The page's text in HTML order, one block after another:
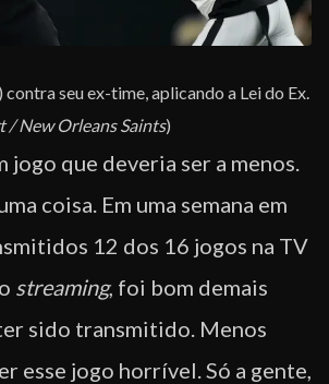
seu ex-time, aplicando a Lei do Ex.
/ New Orleans Saints)
jogo que deveria ser a menos.
coisa. Em uma semana em
12 dos 16 jogos na TV
streaming, foi bom demais
sido transmitido. Menos
esse jogo horrível. Só a gente,